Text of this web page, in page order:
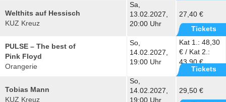
Welthits auf Hessisch
KUZ Kreuz
Sa,
13.02.2027,
20:00 Uhr
27,40 €
Tickets
PULSE – The best of
Pink Floyd
Orangerie
So,
14.02.2027,
19:00 Uhr
Kat 1.: 48,30
€ / Kat 2.:
43,90 €
Tickets
Tobias Mann
KUZ Kreuz
So,
14.02.2027,
19:00 Uhr
29,50 €